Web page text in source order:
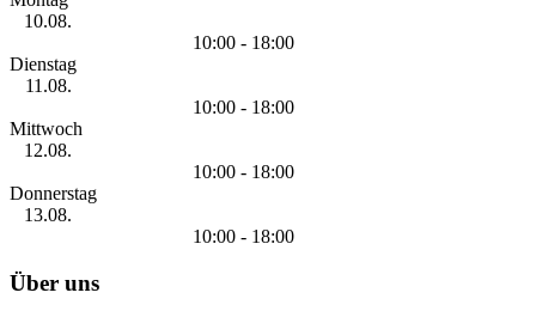
10.08.
10:00 - 18:00
Dienstag
11.08.
10:00 - 18:00
Mittwoch
12.08.
10:00 - 18:00
Donnerstag
13.08.
10:00 - 18:00
Über uns